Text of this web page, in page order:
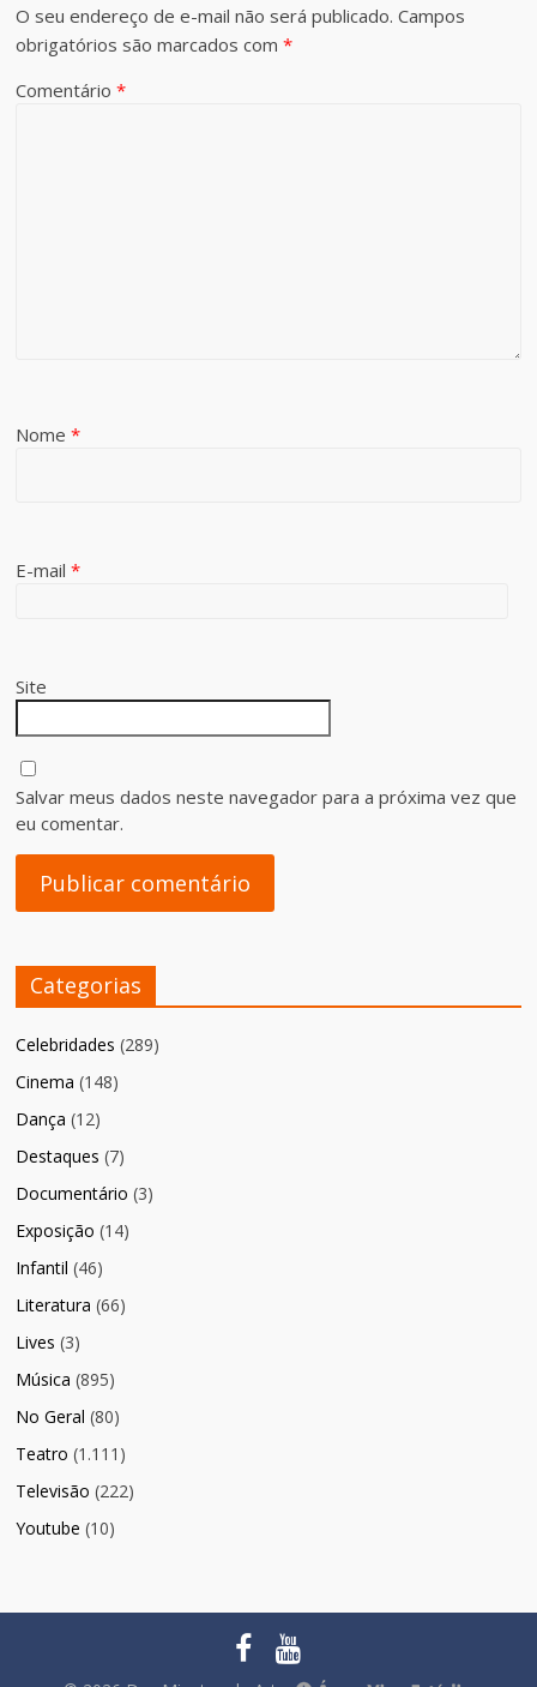
O seu endereço de e-mail não será publicado. Campos
obrigatórios são marcados com*
Comentário*
Nome*
E-mail*
Site
Salvar meus dados neste navegador para a próxima vez que
eu comentar.
Categorias
Celebridades (289)
Cinema (148)
Dança (12)
Destaques (7)
Documentário (3)
Exposição (14)
Infantil (46)
Literatura (66)
Lives (3)
Música (895)
No Geral (80)
Teatro (1.111)
Televisão (222)
Youtube (10)